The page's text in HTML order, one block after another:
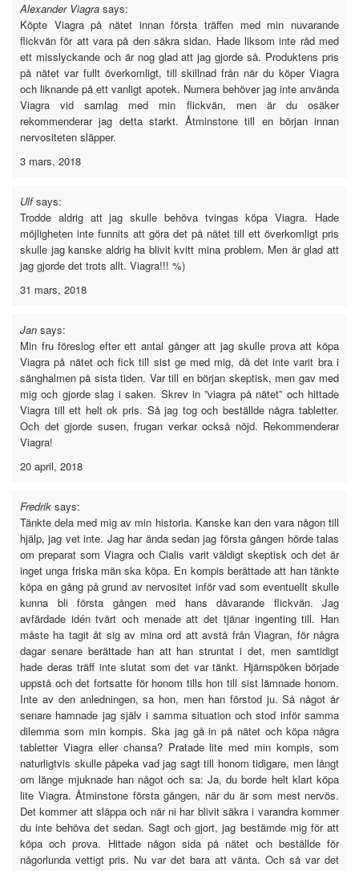
Alexander Viagra says:
Köpte Viagra på nätet innan första träffen med min nuvarande
flickvän för att vara på den säkra sidan. Hade liksom inte råd med
ett misslyckande och är nog glad att jag gjorde så. Produktens pris
på nätet var fullt överkomligt, till skillnad från när du köper Viagra
och liknande på ett vanligt apotek. Numera behöver jag inte använda
Viagra vid samlag med min flickvän, men är du osäker
rekommenderar jag detta starkt. Åtminstone till en början innan
nervositeten släpper.
3 mars, 2018
Ulf says:
Trodde aldrig att jag skulle behöva tvingas köpa Viagra. Hade
möjligheten inte funnits att göra det på nätet till ett överkomligt pris
skulle jag kanske aldrig ha blivit kvitt mina problem. Men är glad att
jag gjorde det trots allt. Viagra!!! %)
31 mars, 2018
Jan says:
Min fru föreslog efter ett antal gånger att jag skulle prova att köpa
Viagra på nätet och fick till sist ge med mig, då det inte varit bra i
sänghalmen på sista tiden. Var till en början skeptisk, men gav med
mig och gjorde slag i saken. Skrev in ”viagra på nätet” och hittade
Viagra till ett helt ok pris. Så jag tog och beställde några tabletter.
Och det gjorde susen, frugan verkar också nöjd. Rekommenderar
Viagra!
20 april, 2018
Fredrik says:
Tänkte dela med mig av min historia. Kanske kan den vara någon till
hjälp, jag vet inte. Jag har ända sedan jag första gången hörde talas
om preparat som Viagra och Cialis varit väldigt skeptisk och det är
inget unga friska män ska köpa. En kompis berättade att han tänkte
köpa en gång på grund av nervositet inför vad som eventuellt skulle
kunna bli första gången med hans dåvarande flickvän. Jag
avfärdade idén tvärt och menade att det tjänar ingenting till. Han
måste ha tagit åt sig av mina ord att avstå från Viagran, för några
dagar senare berättade han att han struntat i det, men samtidigt
hade deras träff inte slutat som det var tänkt. Hjärnspöken började
uppstå och det fortsatte för honom tills hon till sist lämnade honom.
Inte av den anledningen, sa hon, men han förstod ju. Så något år
senare hamnade jag själv i samma situation och stod inför samma
dilemma som min kompis. Ska jag gå in på nätet och köpa några
tabletter Viagra eller chansa? Pratade lite med min kompis, som
naturligtvis skulle påpeka vad jag sagt till honom tidigare, men långt
om länge mjuknade han något och sa: Ja, du borde helt klart köpa
lite Viagra. Åtminstone första gången, när du är som mest nervös.
Det kommer att släppa och när ni har blivit säkra i varandra kommer
du inte behöva det sedan. Sagt och gjort, jag bestämde mig för att
köpa och prova. Hittade någon sida på nätet och beställde för
någorlunda vettigt pris. Nu var det bara att vänta. Och så var det